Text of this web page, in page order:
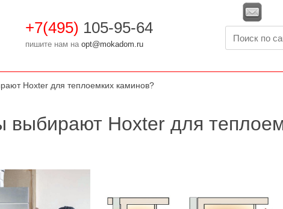
+7(495) 105-95-64
пишите нам на opt@mokadom.ru
Hoxter для теплоемких каминов?
Hoxter для